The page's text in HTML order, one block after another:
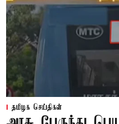
தமிழக செய்திகள்